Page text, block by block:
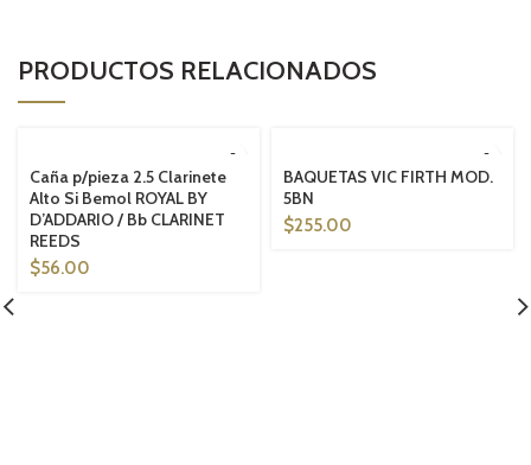
PRODUCTOS RELACIONADOS
Caña p/pieza 2.5 Clarinete
Alto Si Bemol ROYAL BY
D’ADDARIO / Bb CLARINET
REEDS
$56.00
BAQUETAS VIC FIRTH MOD.
5BN
$255.00